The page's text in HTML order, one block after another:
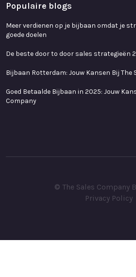
Populaire blogs
Meer verdienen op je bijbaan omdat je
goede doelen
De beste door to door sales strategieën
Bijbaan Rotterdam: Jouw Kansen Bij The
Goed Betaalde Bijbaan in 2025: Jouw
Company
© The Sales Company
Privacy Policy